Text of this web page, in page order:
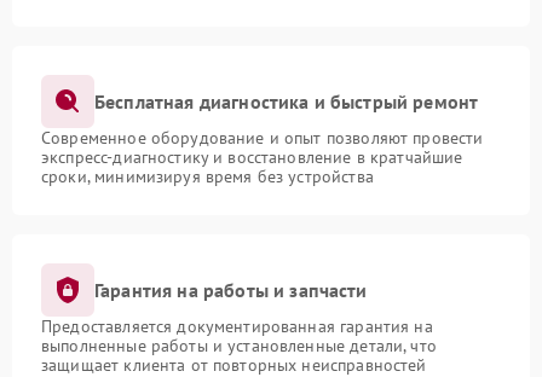
Бесплатная диагностика и быстрый ремонт
Современное оборудование и опыт позволяют провести
экспресс-диагностику и восстановление в кратчайшие
сроки, минимизируя время без устройства
Гарантия на работы и запчасти
Предоставляется документированная гарантия на
выполненные работы и установленные детали, что
защищает клиента от повторных неисправностей